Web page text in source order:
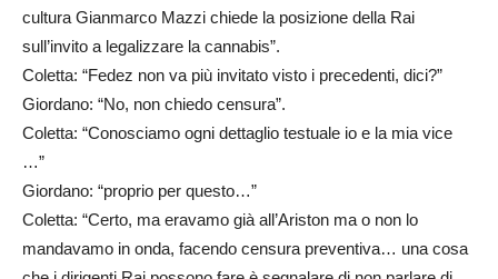
cultura Gianmarco Mazzi chiede la posizione della Rai
sull’invito a legalizzare la cannabis”.
Coletta: “Fedez non va più invitato visto i precedenti, dici?”
Giordano: “No, non chiedo censura”.
Coletta: “Conosciamo ogni dettaglio testuale io e la mia vice
…”
Giordano: “proprio per questo…”
Coletta: “Certo, ma eravamo già all’Ariston ma o non lo
mandavamo in onda, facendo censura preventiva… una cosa